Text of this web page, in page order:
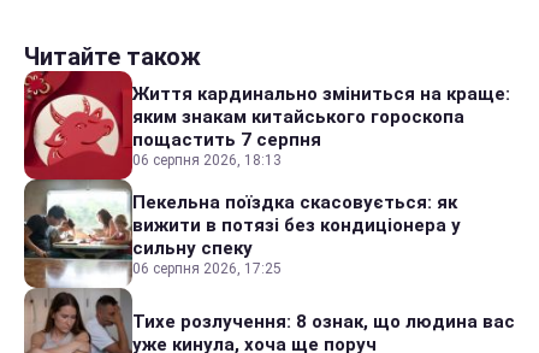
Читайте також
Життя кардинально зміниться на краще:
яким знакам китайського гороскопа
пощастить 7 серпня
06 серпня 2026, 18:13
Пекельна поїздка скасовується: як
вижити в потязі без кондиціонера у
сильну спеку
06 серпня 2026, 17:25
Тихе розлучення: 8 ознак, що людина вас
уже кинула, хоча ще поруч